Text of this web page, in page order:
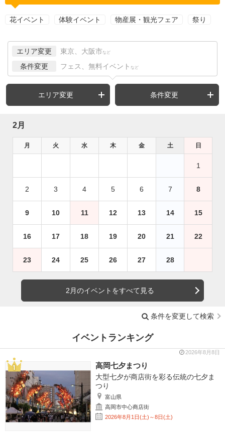
花イベント 体験イベント 物産展・観光フェア 祭り
エリア変更 東京、大阪市 など
条件変更 フェス、無料イベント など
エリア変更 条件変更
2月
月 火 水 木 金 土 日
1
2 3 4 5 6 7 8
9 10 11 12 13 14 15
16 17 18 19 20 21 22
23 24 25 26 27 28
2月のイベントをすべて見る
条件を変更して検索
イベントランキング
2026年8月8日
高岡七夕まつり
大型七夕が商店街を彩る伝統の七夕ま
つり
富山県
高岡市中心商店街
2026年8月1日(土)～8日(土)